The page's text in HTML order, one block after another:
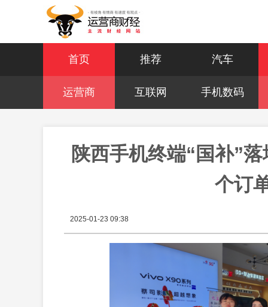
首页 推荐 汽车
运营商 互联网 手机数码
陕西手机终端“国补”
个订
2025-01-23 09:38